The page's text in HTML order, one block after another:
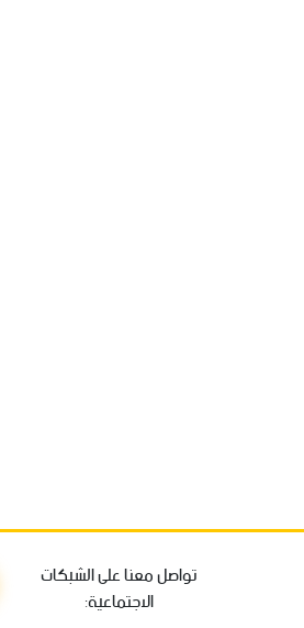
تواصل معنا على الشبكات
الاجتماعية: